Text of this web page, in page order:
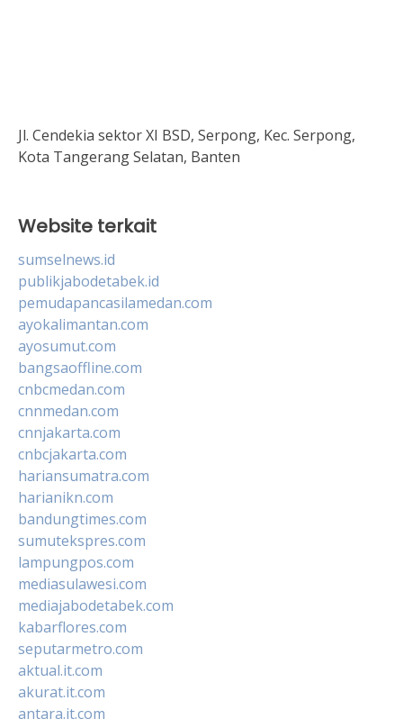
Jl. Cendekia sektor XI BSD, Serpong, Kec. Serpong,
Kota Tangerang Selatan, Banten
Website terkait
sumselnews.id
publikjabodetabek.id
pemudapancasilamedan.com
ayokalimantan.com
ayosumut.com
bangsaoffline.com
cnbcmedan.com
cnnmedan.com
cnnjakarta.com
cnbcjakarta.com
hariansumatra.com
harianikn.com
bandungtimes.com
sumutekspres.com
lampungpos.com
mediasulawesi.com
mediajabodetabek.com
kabarflores.com
seputarmetro.com
aktual.it.com
akurat.it.com
antara.it.com